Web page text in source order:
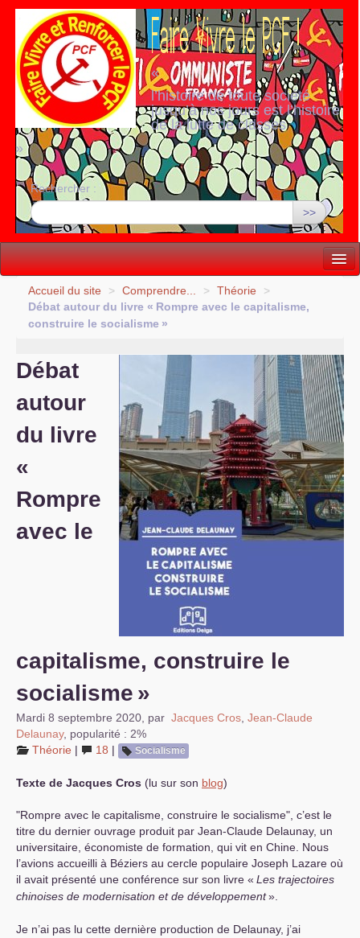
«
l’histoire de toute société
jusqu’à nos jours est l’histoire
de la lutte de classes
»
Rechercher :
>>
Vie politique
Lutter, Unir...
S’organiser
Comprendre...
Vie du site
Accueil du site > Comprendre... > Théorie
>
Débat autour du livre « Rompre avec le capitalisme,
construire le socialisme »
Débat
autour
du livre
«
Rompre
avec le
capitalisme, construire le
socialisme »
Mardi 8 septembre 2020 par Jacques Cros Jean-Claude
Delaunay, popularité : 2%
Théorie | 18 | Socialisme
Texte de Jacques Cros (lu sur son blog)
"Rompre avec le capitalisme, construire le socialisme", c’est le
titre du dernier ouvrage produit par Jean-Claude Delaunay, un
universitaire, économiste de formation, qui vit en Chine. Nous
l’avions accueilli à Béziers au cercle populaire Joseph Lazare où
il avait présenté une conférence sur son livre « Les trajectoires
chinoises de modernisation et de développement».
Je n’ai pas lu cette dernière production de Delaunay, j’ai